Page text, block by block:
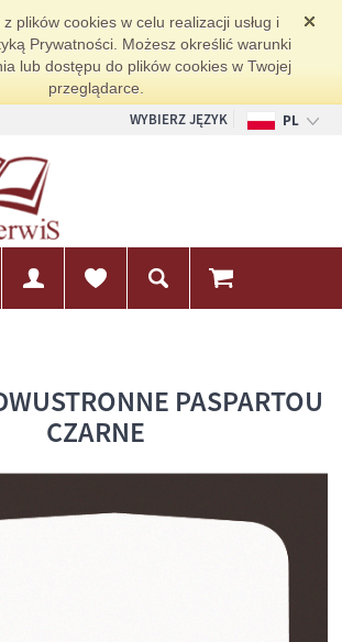
plików cookies w celu realizacji usług i
Prywatności. Możesz określić warunki
lub dostępu do plików cookies w Twojej
przeglądarce.
WYBIERZ JĘZYK
PL
PASPARTOU
CZARNE